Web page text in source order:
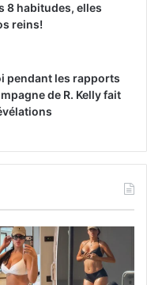
8 habitudes, elles
reins!
pendant les rapports
de R. Kelly fait